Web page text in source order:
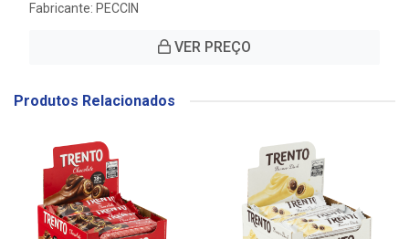
Fabricante: PECCIN
VER PREÇO
Produtos Relacionados